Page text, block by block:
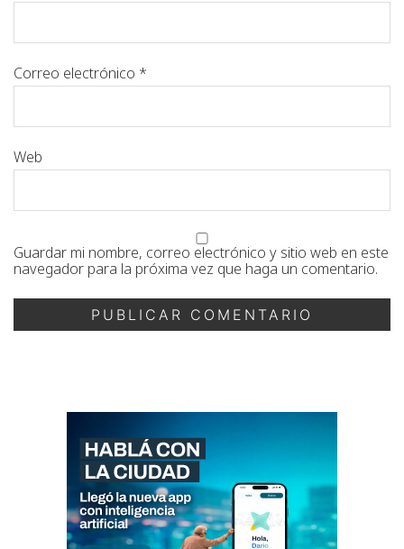
Correo electrónico *
Web
Guardar mi nombre, correo electrónico y sitio web en este
navegador para la próxima vez que haga un comentario.